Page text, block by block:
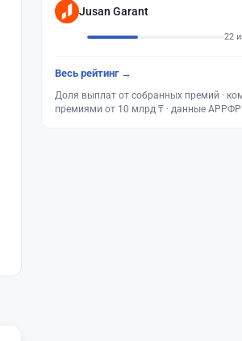
Jusan Garant
22
Весь рейтинг →
Доля выплат от собранных премий ·
премиями от 10 млрд ₸ · данные АРРФР